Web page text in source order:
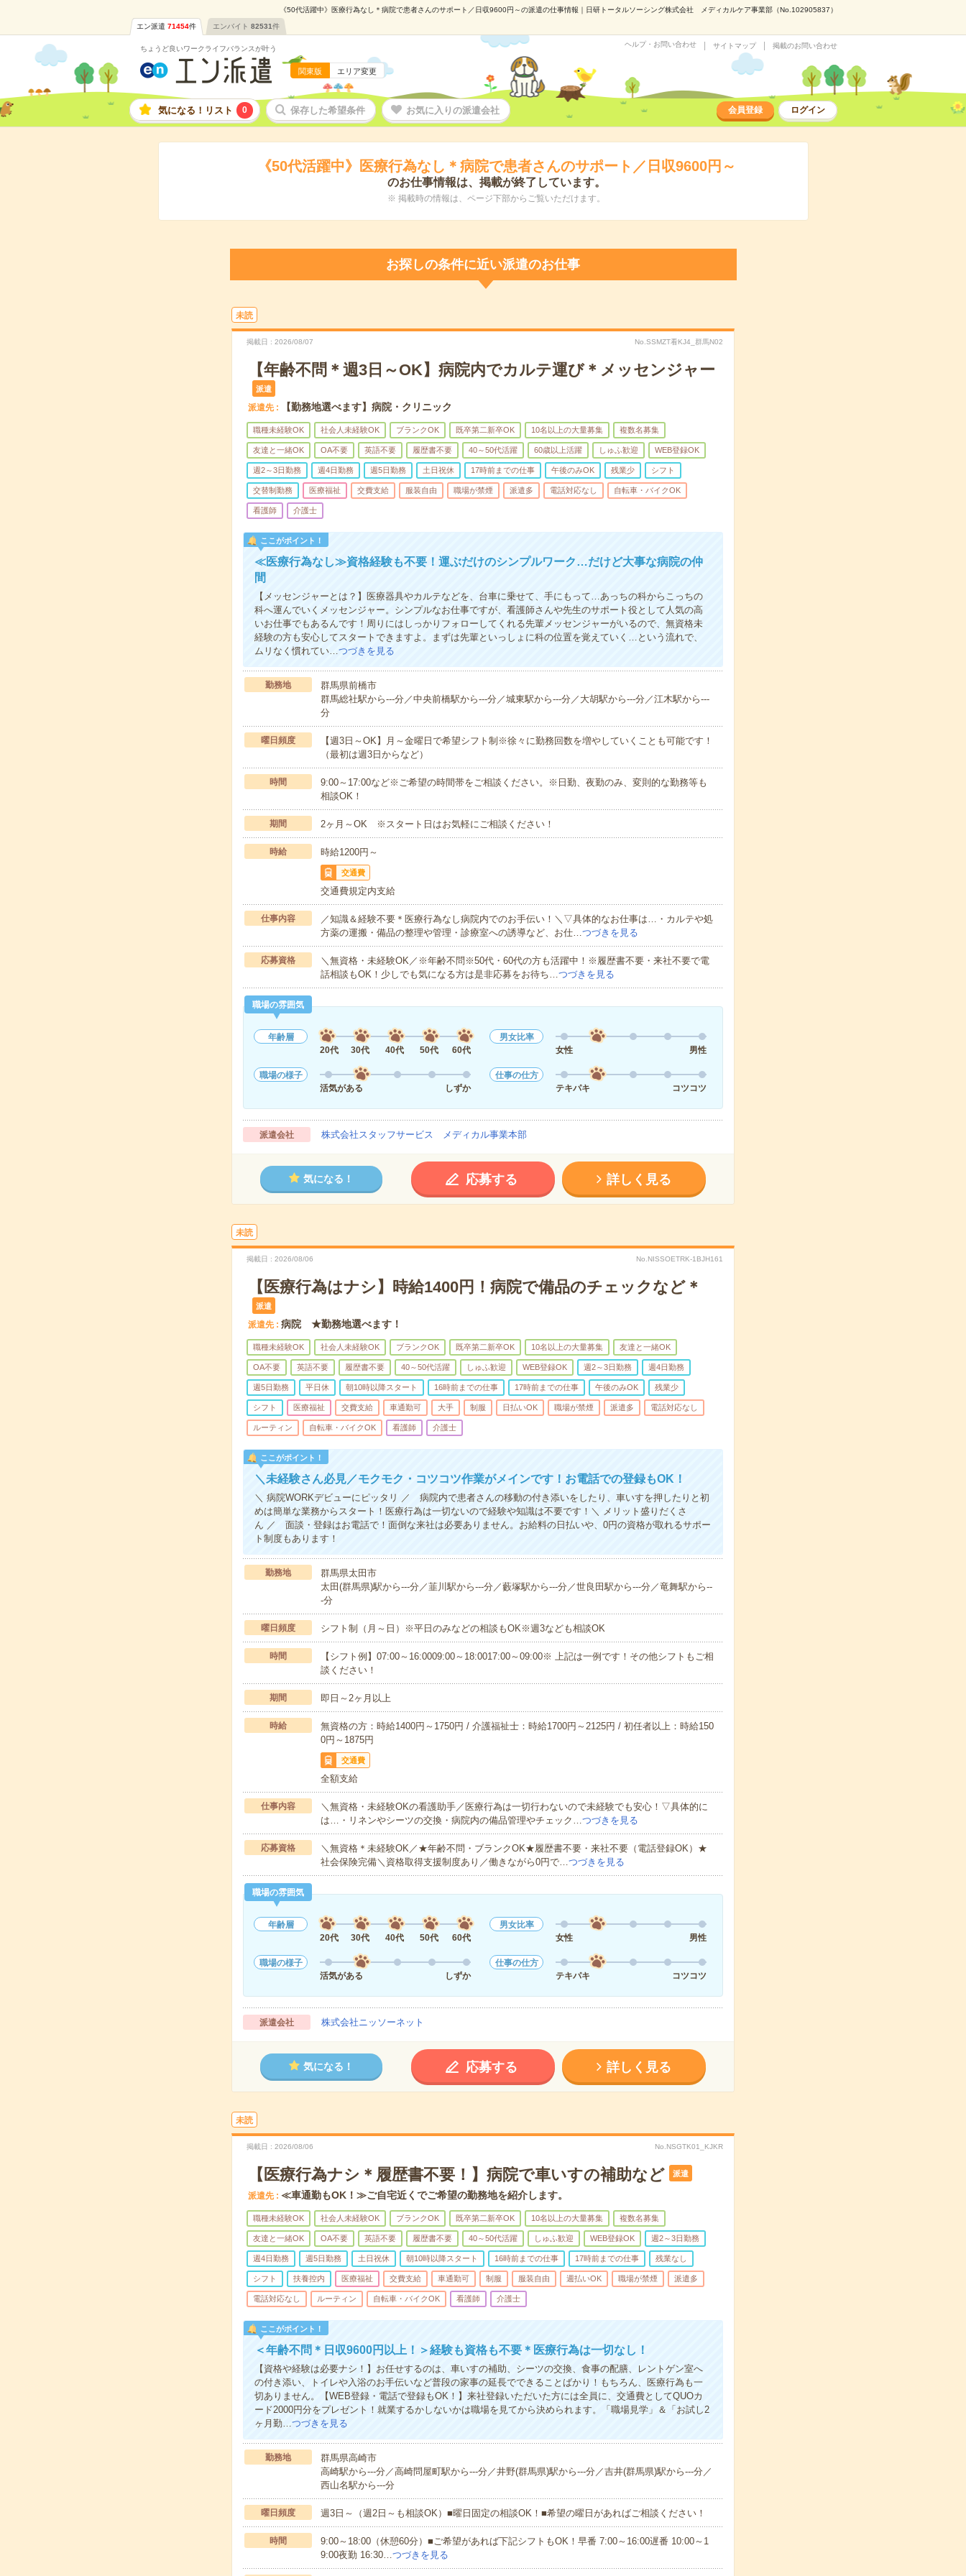
《50代活躍中》医療行為なし＊病院で患者さんのサポート／日収9600円～の派遣の仕事情報｜日研トータルソーシング株式会社 メディカルケア事業部（No.102905837）
エン派遣 71454件 エンバイト 82531件
ちょうど良いワークライフバランスが叶う
関東版 エリア変更
ヘルプ・お問い合わせ サイトマップ 掲載のお問い合わせ
気になる！リスト 0 保存した希望条件 お気に入りの派遣会社 会員登録 ログイン
《50代活躍中》医療行為なし＊病院で患者さんのサポート／日収9600円～
のお仕事情報は、掲載が終了しています。
※ 掲載時の情報は、ページ下部からご覧いただけます。
お探しの条件に近い派遣のお仕事
未読
掲載日 2026/08/07 No.SSMZT看KJ4_群馬N02
【年齢不問＊週3日～OK】病院内でカルテ運び＊メッセンジャー
派遣
派遣先 【勤務地選べます】病院・クリニック
職種未経験OK 社会人未経験OK ブランクOK 既卒第二新卒OK 10名以上の大量募集 複数名募集
友達と一緒OK OA不要 英語不要 履歴書不要 40～50代活躍 60歳以上活躍 しゅふ歓迎 WEB登録OK
週2～3日勤務 週4日勤務 週5日勤務 土日祝休 17時前までの仕事 午後のみOK 残業少 シフト
交替制勤務 医療福祉 交費支給 服装自由 職場が禁煙 派遣多 電話対応なし 自転車・バイクOK
看護師 介護士
ここがポイント！
≪医療行為なし≫資格経験も不要！運ぶだけのシンプルワーク…だけど大事な病院の仲
間
【メッセンジャーとは？】医療器具やカルテなどを、台車に乗せて、手にもって…あっちの科からこっちの
科へ運んでいくメッセンジャー。シンプルなお仕事ですが、看護師さんや先生のサポート役として人気の高
いお仕事でもあるんです！周りにはしっかりフォローしてくれる先輩メッセンジャーがいるので、無資格未
経験の方も安心してスタートできますよ。まずは先輩といっしょに科の位置を覚えていく…という流れで、
ムリなく慣れてい…つづきを見る
勤務地
群馬県前橋市
群馬総社駅から---分／中央前橋駅から---分／城東駅から---分／大胡駅から---分／江木駅から---
分
曜日頻度
【週3日～OK】月～金曜日で希望シフト制※徐々に勤務回数を増やしていくことも可能です！
（最初は週3日からなど）
時間
9:00～17:00など※ご希望の時間帯をご相談ください。※日勤、夜勤のみ、変則的な勤務等も
相談OK！
期間 2ヶ月～OK ※スタート日はお気軽にご相談ください！
時給 時給1200円～
交通費
交通費規定内支給
仕事内容
／知識＆経験不要＊医療行為なし病院内でのお手伝い！＼▽具体的なお仕事は…・カルテや処
方薬の運搬・備品の整理や管理・診療室への誘導など、お仕…つづきを見る
応募資格
＼無資格・未経験OK／※年齢不問※50代・60代の方も活躍中！※履歴書不要・来社不要で電
話相談もOK！少しでも気になる方は是非応募をお待ち…つづきを見る
職場の雰囲気
年齢層
20代
30代 40代 50代 60代
男女比率
女性
男性
職場の様子
活気がある
しずか
仕事の仕方
テキパキ
コツコツ
派遣会社 株式会社スタッフサービス メディカル事業本部
気になる！ 応募する 詳しく見る
未読
掲載日 2026/08/06 No.NISSOETRK-1BJH161
【医療行為はナシ】時給1400円！病院で備品のチェックなど＊
派遣
派遣先 病院 ★勤務地選べます！
職種未経験OK 社会人未経験OK ブランクOK 既卒第二新卒OK 10名以上の大量募集 友達と一緒OK
OA不要 英語不要 履歴書不要 40～50代活躍 しゅふ歓迎 WEB登録OK 週2～3日勤務 週4日勤務
週5日勤務 平日休 朝10時以降スタート 16時前までの仕事 17時前までの仕事 午後のみOK 残業少
シフト 医療福祉 交費支給 車通勤可 大手 制服 日払いOK 職場が禁煙 派遣多 電話対応なし
ルーティン 自転車・バイクOK 看護師 介護士
ここがポイント！
＼未経験さん必見／モクモク・コツコツ作業がメインです！お電話での登録もOK！
＼ 病院WORKデビューにピッタリ ／ 病院内で患者さんの移動の付き添いをしたり、車いすを押したりと初
めは簡単な業務からスタート！医療行為は一切ないので経験や知識は不要です！＼ メリット盛りだくさ
ん ／ 面談・登録はお電話で！面倒な来社は必要ありません。お給料の日払いや、0円の資格が取れるサポー
ト制度もあります！
勤務地
群馬県太田市
太田(群馬県)駅から---分／韮川駅から---分／藪塚駅から---分／世良田駅から---分／竜舞駅から--
-分
曜日頻度 シフト制（月～日）※平日のみなどの相談もOK※週3なども相談OK
時間
【シフト例】07:00～16:0009:00～18:0017:00～09:00※ 上記は一例です！その他シフトもご相
談ください！
期間 即日～2ヶ月以上
時給
無資格の方：時給1400円～1750円 / 介護福祉士：時給1700円～2125円 / 初任者以上：時給150
0円～1875円
交通費
全額支給
仕事内容
＼無資格・未経験OKの看護助手／医療行為は一切行わないので未経験でも安心！▽具体的に
は…・リネンやシーツの交換・病院内の備品管理やチェック…つづきを見る
応募資格
＼無資格＊未経験OK／★年齢不問・ブランクOK★履歴書不要・来社不要（電話登録OK）★
社会保険完備＼資格取得支援制度あり／働きながら0円で…つづきを見る
職場の雰囲気
年齢層
20代
30代 40代 50代 60代
男女比率
女性
男性
職場の様子
活気がある
しずか
仕事の仕方
テキパキ
コツコツ
派遣会社 株式会社ニッソーネット
気になる！ 応募する 詳しく見る
未読
掲載日 2026/08/06 No.NSGTK01_KJKR
【医療行為ナシ＊履歴書不要！】病院で車いすの補助など 派遣
派遣先 ≪車通勤もOK！≫ご自宅近くでご希望の勤務地を紹介します。
職種未経験OK 社会人未経験OK ブランクOK 既卒第二新卒OK 10名以上の大量募集 複数名募集
友達と一緒OK OA不要 英語不要 履歴書不要 40～50代活躍 しゅふ歓迎 WEB登録OK 週2～3日勤務
週4日勤務 週5日勤務 土日祝休 朝10時以降スタート 16時前までの仕事 17時前までの仕事 残業なし
シフト 扶養控内 医療福祉 交費支給 車通勤可 制服 服装自由 週払いOK 職場が禁煙 派遣多
電話対応なし ルーティン 自転車・バイクOK 看護師 介護士
ここがポイント！
＜年齢不問＊日収9600円以上！＞経験も資格も不要＊医療行為は一切なし！
【資格や経験は必要ナシ！】お任せするのは、車いすの補助、シーツの交換、食事の配膳、レントゲン室へ
の付き添い、トイレや入浴のお手伝いなど普段の家事の延長でできることばかり！もちろん、医療行為も一
切ありません。【WEB登録・電話で登録もOK！】来社登録いただいた方には全員に、交通費としてQUOカ
ード2000円分をプレゼント！就業するかしないかは職場を見てから決められます。「職場見学」＆「お試し2
ヶ月勤…つづきを見る
勤務地
群馬県高崎市
高崎駅から---分／高崎問屋町駅から---分／井野(群馬県)駅から---分／吉井(群馬県)駅から---分／
西山名駅から---分
曜日頻度 週3日～（週2日～も相談OK）■曜日固定の相談OK！■希望の曜日があればご相談ください！
時間
9:00～18:00（休憩60分）■ご希望があれば下記シフトもOK！早番 7:00～16:00遅番 10:00～1
9:00夜勤 16:30…つづきを見る